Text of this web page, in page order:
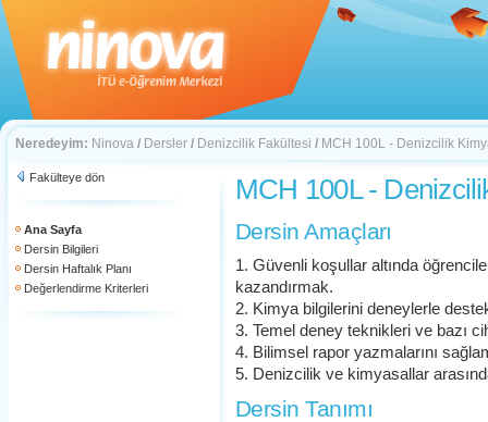
Neredeyim: Ninova / Dersler / Denizcilik Fakültesi / MCH 100L - Denizcilik
Fakülteye dön
Ana Sayfa
Dersin Bilgileri
Dersin Haftalık Planı
Değerlendirme Kriterleri
MCH 100L -
Dersin Amaçları
1. Güvenli koşullar altında
kazandırmak.
2. Kimya bilgilerini deneylerle
3. Temel deney teknikleri ve bazı
4. Bilimsel rapor yazmalarını
5. Denizcilik ve kimyasallar
Dersin Tanımı